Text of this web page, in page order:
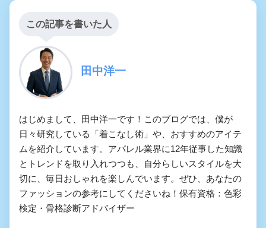
この記事を書いた人
田中洋一
はじめまして、田中洋一です！このブログでは、僕が
日々研究している「着こなし術」や、おすすめのアイテ
ムを紹介しています。アパレル業界に12年従事した知識
とトレンドを取り入れつつも、自分らしいスタイルを大
切に、毎日おしゃれを楽しんでいます。ぜひ、あなたの
ファッションの参考にしてくださいね！保有資格：色彩
検定・骨格診断アドバイザー